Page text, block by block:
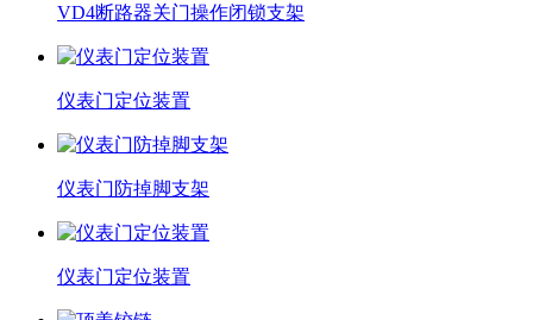
VD4断路器关门操作闭锁支架
仪表门定位装置
仪表门防掉脚支架
仪表门定位装置